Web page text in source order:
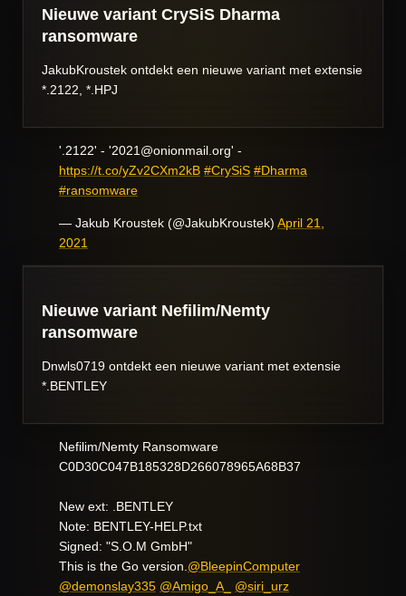
Nieuwe variant CrySiS Dharma
ransomware
JakubKroustek ontdekt een nieuwe variant met extensie
*.2122, *.HPJ
'.2122' - '2021@onionmail.org' -
https://t.co/yZv2CXm2kB #CrySiS #Dharma
#ransomware
— Jakub Kroustek (@JakubKroustek) April 21,
2021
Nieuwe variant Nefilim/Nemty
ransomware
Dnwls0719 ontdekt een nieuwe variant met extensie
*.BENTLEY
Nefilim/Nemty Ransomware
C0D30C047B185328D266078965A68B37
New ext: .BENTLEY
Note: BENTLEY-HELP.txt
Signed: "S.O.M GmbH"
This is the Go version. @BleepinComputer
@demonslay335 @Amigo_A_
@siri_urz